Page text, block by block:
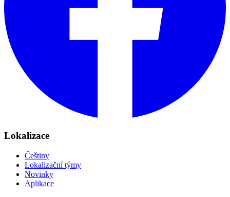
Lokalizace
Češtiny
Lokalizační týmy
Novinky
Aplikace